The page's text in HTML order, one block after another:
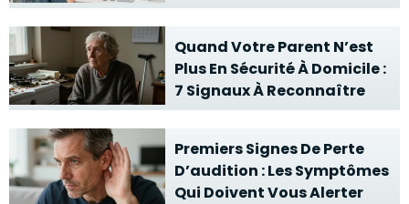
Quand Votre Parent N’est
Plus En Sécurité À Domicile :
7 Signaux À Reconnaître
Premiers Signes De Perte
D’audition : Les Symptômes
Qui Doivent Vous Alerter